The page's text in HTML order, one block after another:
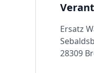
Ersatz
28309